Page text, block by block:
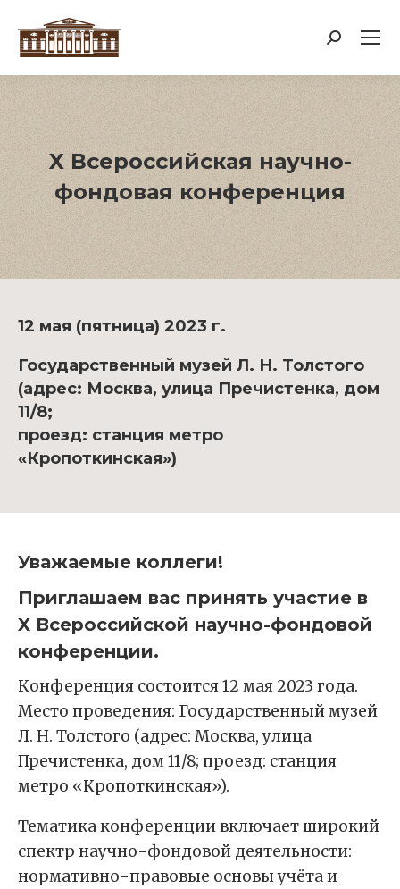
Поиск:
X Всероссийская научно-
фондовая конференция
12 мая (пятница) 2023 г.
Государственный музей Л. Н. Толстого
(адрес: Москва, улица Пречистенка, дом
11/8;
проезд: станция метро
«Кропоткинская»)
Уважаемые коллеги!
Приглашаем вас принять участие в
X Всероссийской научно-фондовой
конференции.
Конференция состоится 12 мая 2023 года.
Место проведения: Государственный музей
Л. Н. Толстого (адрес: Москва, улица
Пречистенка, дом 11/8; проезд: станция
метро «Кропоткинская»).
Тематика конференции включает широкий
спектр научно-фондовой деятельности:
нормативно-правовые основы учёта и